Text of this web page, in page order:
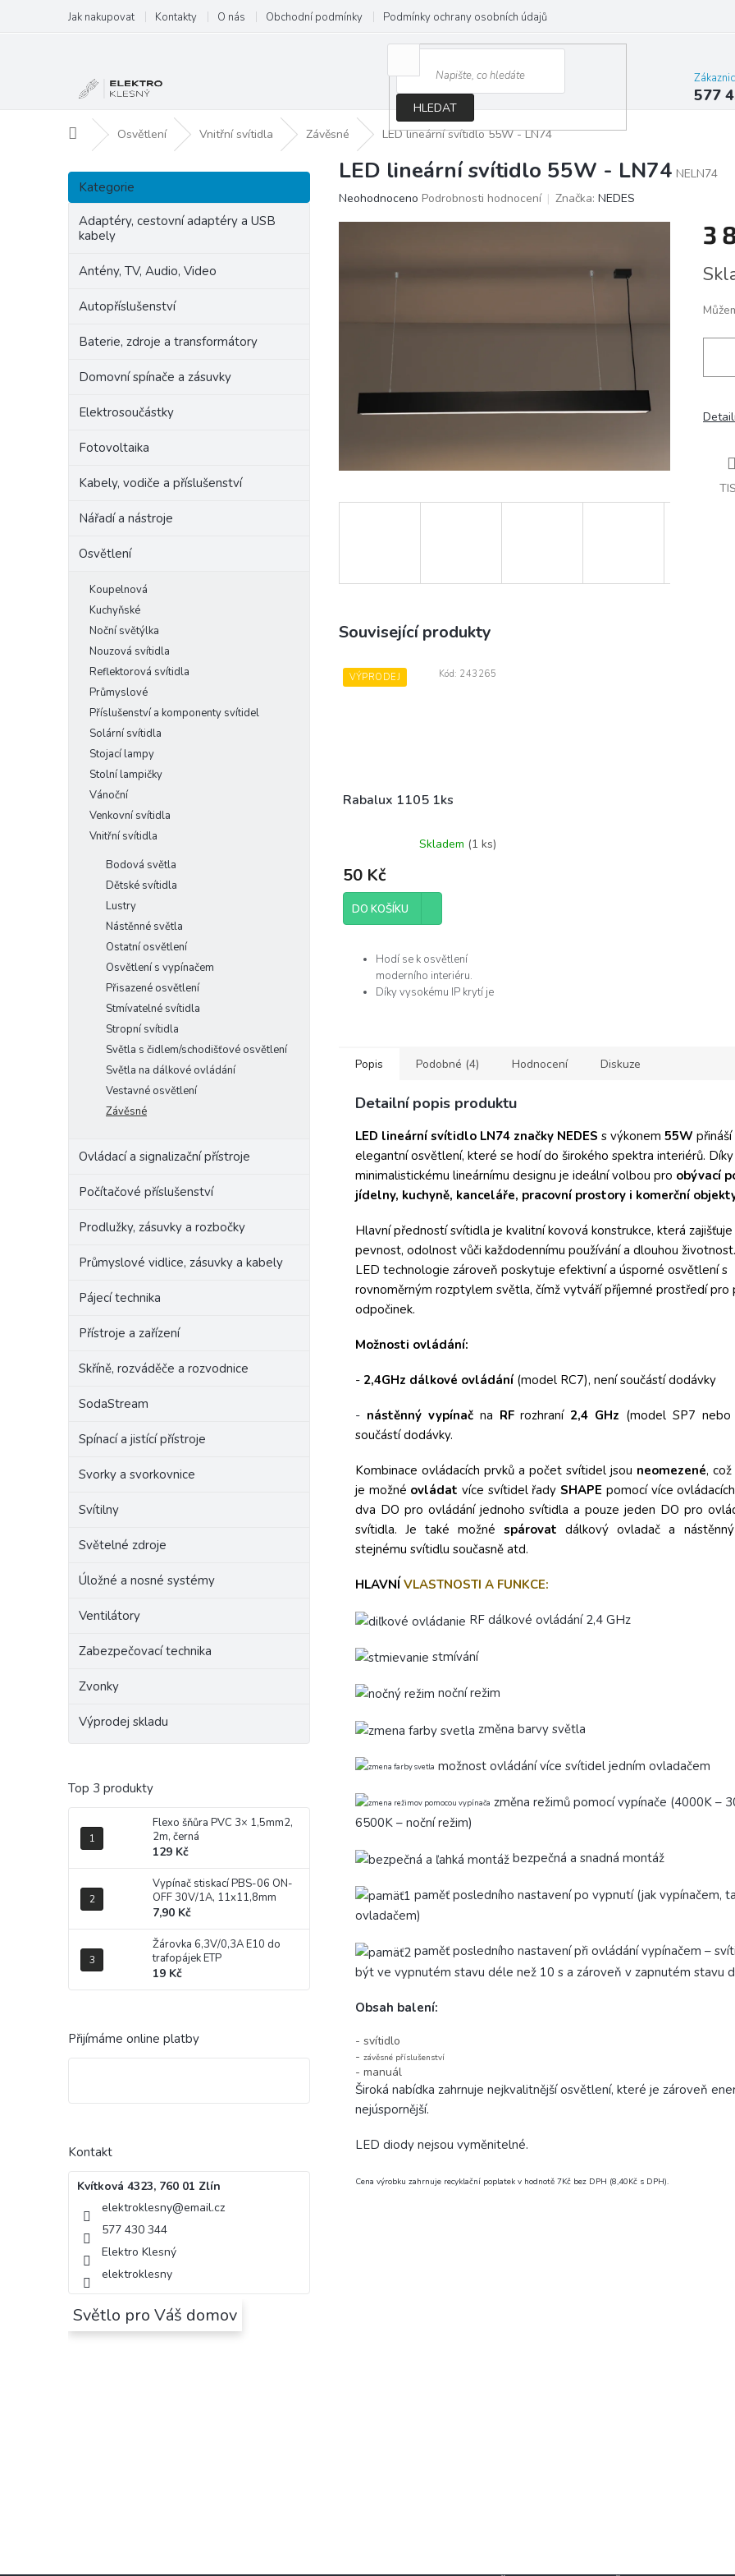
obsah
Jak nakupovat Kontakty O nás Obchodní podmínky Podmínky ochrany osobních údajů
HLEDAT
577
Domů Osvětlení Vnitřní svítidla Závěsné LED lineární svítidlo 55W - LN74
P
s
Přeskočit
kategorie
Kategorie
Adaptéry, cestovní adaptéry a USB
kabely
Antény, TV, Audio, Video
Autopříslušenství
Baterie, zdroje a transformátory
Domovní spínače a zásuvky
Elektrosoučástky
Fotovoltaika
Kabely, vodiče a příslušenství
Nářadí a nástroje
Osvětlení
Koupelnová
Kuchyňské
Noční světýlka
Nouzová svítidla
Reflektorová svítidla
Průmyslové
Příslušenství a komponenty svítidel
Solární svítidla
Stojací lampy
Stolní lampičky
Vánoční
Venkovní svítidla
Vnitřní svítidla
Bodová světla
Dětské svítidla
Lustry
Nástěnné světla
Ostatní osvětlení
Osvětlení s vypínačem
Přisazené osvětlení
Stmívatelné svítidla
Stropní svítidla
Světla s čidlem/schodišťové osvětlení
Světla na dálkové ovládání
Vestavné osvětlení
Závěsné
Ovládací a signalizační přístroje
Počítačové příslušenství
Prodlužky, zásuvky a rozbočky
Průmyslové vidlice, zásuvky a kabely
Pájecí technika
Přístroje a zařízení
Skříně, rozváděče a rozvodnice
SodaStream
Spínací a jistící přístroje
Svorky a svorkovnice
Svítilny
Světelné zdroje
Úložné a nosné systémy
Ventilátory
Zabezpečovací technika
Zvonky
Výprodej skladu
Top 3 produkty
Flexo šňůra PVC 3× 1,5mm2,
2m, černá
129 Kč
Vypínač stiskací PBS-06 ON-
OFF 30V/1A, 11x11,8mm
7,90 Kč
Žárovka 6,3V/0,3A E10 do
trafopájek ETP
19 Kč
Přijímáme online platby
Kontakt
Kvítková 4323, 760 01 Zlín
elektroklesny@email.cz
577 430 344
Elektro Klesný
elektroklesny
Světlo pro Váš domov
LED lineární svítidlo 55W - LN74 NELN74
Průměrné
Neohodnoceno Podrobnosti hodnocení Značka: NEDES
3
cena:
Související produkty
VÝPRODEJ
Rabalux 1105 1ks
Skladem (1 ks)
50 Kč
DO KOŠÍKU
Hodí se k osvětlení
moderního interiéru.
Díky vysokému IP krytí je
balení.
Kód: 243265
Popis Podobné (4) Hodnocení Diskuze
Detailní popis produktu
LED lineární svítidlo LN74 značky NEDES s výkonem 55W
elegantní osvětlení, které se hodí do širokého spektra interiérů.
minimalistickému lineárnímu designu je ideální volbou pro obývací
jídelny, kuchyně, kanceláře, pracovní prostory i komerční
Hlavní předností svítidla je kvalitní kovová konstrukce, která
pevnost, odolnost vůči každodennímu používání a dlouhou
LED technologie zároveň poskytuje efektivní a úsporné osvětlení s
rovnoměrným rozptylem světla, čímž vytváří příjemné prostředí pro
odpočinek.
Možnosti ovládání:
- 2,4GHz dálkové ovládání(model RC7), není součástí dodávky
- nástěnný vypínačna RFrozhraní 2,4 GHz (model SP7 nebo
součástí dodávky.
Kombinace ovládacích prvků a počet svítidel jsou neomezené,
je možné ovládat více svítidel řadySHAPE pomocí více
dva DO pro ovládání jednoho svítidla a pouze jeden DO pro
svítidla. Je také možnéspárovat dálkový ovladač a
stejnému svítidlu současně atd.
HLAVNÍ VLASTNOSTI A FUNKCE:
RF dálkové ovládání 2,4 GHz
stmívání
noční režim
změna barvy světla
možnost ovládání více svítidel jedním ovladačem
změna režimů pomocí vypínače (4000K –
6500K – noční režim)
bezpečná a snadná montáž
paměť posledního nastavení po vypnutí (jak vypínačem,
ovladačem)
paměť posledního nastavení při ovládání vypínačem –
být ve vypnutém stavu déle než 10 s a zároveň v zapnutém stavu
Obsah balení:
- svítidlo
- závěsné příslušenství
- manuál
Široká nabídka zahrnuje nejkvalitnější osvětlení, které je zároveň
nejúspornější.
LED diody nejsou vyměnitelné.
Cena výrobku zahrnuje recyklační poplatek v hodnotě 7Kč bez DPH (8,40Kč s DPH).